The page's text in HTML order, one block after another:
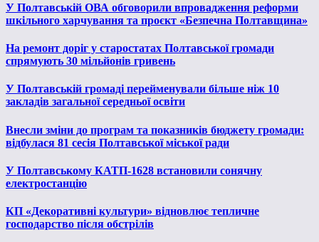
У Полтавській ОВА обговорили впровадження реформи
шкільного харчування та проєкт «Безпечна Полтавщина»
На ремонт доріг у старостатах Полтавської громади
спрямують 30 мільйонів гривень
У Полтавській громаді перейменували більше ніж 10
закладів загальної середньої освіти
Внесли зміни до програм та показників бюджету громади:
відбулася 81 сесія Полтавської міської ради
У Полтавському КАТП-1628 встановили сонячну
електростанцію
КП «Декоративні культури» відновлює тепличне
господарство після обстрілів